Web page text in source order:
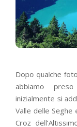
Dopo qualche
abbiamo
inizialmente si
Valle delle
Croz